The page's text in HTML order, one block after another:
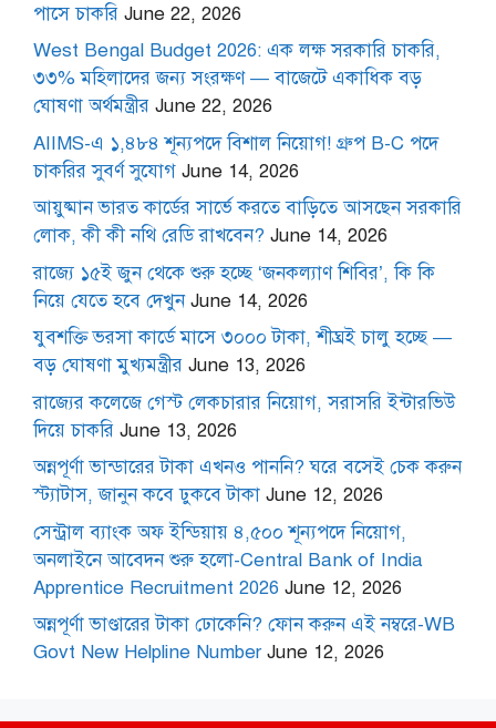
পাসে চাকরি June 22, 2026
West Bengal Budget 2026: এক লক্ষ সরকারি চাকরি,
৩৩% মহিলাদের জন্য সংরক্ষণ — বাজেটে একাধিক বড়
ঘোষণা অর্থমন্ত্রীর June 22, 2026
AIIMS-এ ১,৪৮৪ শূন্যপদে বিশাল নিয়োগ! গ্রুপ B-C পদে
চাকরির সুবর্ণ সুযোগ June 14, 2026
আয়ুষ্মান ভারত কার্ডের সার্ভে করতে বাড়িতে আসছেন সরকারি
লোক, কী কী নথি রেডি রাখবেন? June 14, 2026
রাজ্যে ১৫ই জুন থেকে শুরু হচ্ছে ‘জনকল্যাণ শিবির’, কি কি
নিয়ে যেতে হবে দেখুন June 14, 2026
যুবশক্তি ভরসা কার্ডে মাসে ৩০০০ টাকা, শীঘ্রই চালু হচ্ছে —
বড় ঘোষণা মুখ্যমন্ত্রীর June 13, 2026
রাজ্যের কলেজে গেস্ট লেকচারার নিয়োগ, সরাসরি ইন্টারভিউ
দিয়ে চাকরি June 13, 2026
অন্নপূর্ণা ভান্ডারের টাকা এখনও পাননি? ঘরে বসেই চেক করুন
স্ট্যাটাস, জানুন কবে ঢুকবে টাকা June 12, 2026
সেন্ট্রাল ব্যাংক অফ ইন্ডিয়ায় ৪,৫০০ শূন্যপদে নিয়োগ,
অনলাইনে আবেদন শুরু হলো-Central Bank of India
Apprentice Recruitment 2026 June 12, 2026
অন্নপূর্ণা ভাণ্ডারের টাকা ঢোকেনি? ফোন করুন এই নম্বরে-WB
Govt New Helpline Number June 12, 2026